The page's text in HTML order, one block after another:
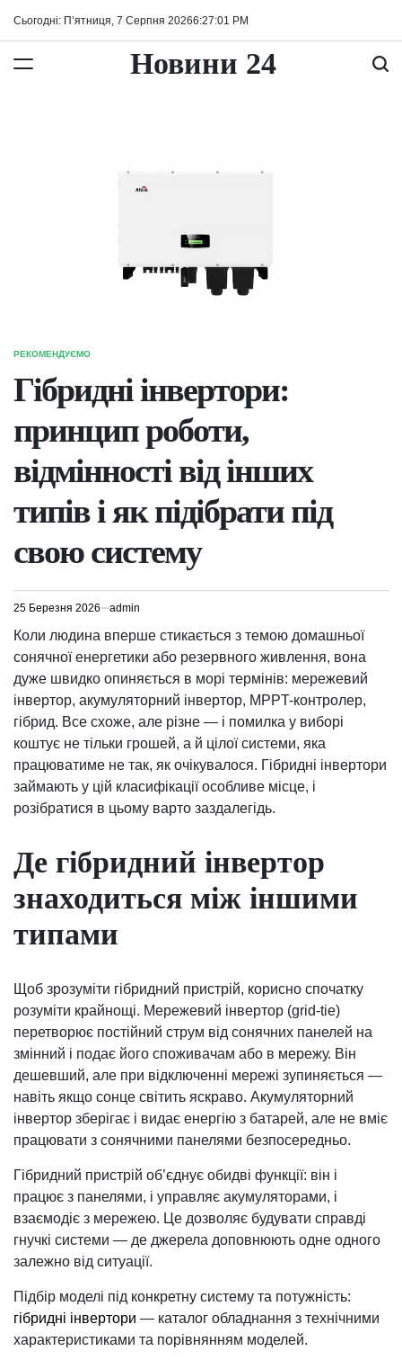
Сьогодні: П’ятниця, 7 Серпня 20266:27:02 PM
Новини 24
ОПУБЛІКУВАТИ
РЕКОМЕНДУЄМО
Гібридні інвертори:
принцип роботи,
відмінності від інших
типів і як підібрати під
свою систему
25 Березня 2026 admin
Коли людина вперше стикається з темою домашньої
сонячної енергетики або резервного живлення, вона
дуже швидко опиняється в морі термінів: мережевий
інвертор, акумуляторний інвертор, MPPT-контролер,
гібрид. Все схоже, але різне — і помилка у виборі
коштує не тільки грошей, а й цілої системи, яка
працюватиме не так, як очікувалося. Гібридні інвертори
займають у цій класифікації особливе місце, і
розібратися в цьому варто заздалегідь.
Де гібридний інвертор
знаходиться між іншими
типами
Щоб зрозуміти гібридний пристрій, корисно спочатку
розуміти крайнощі. Мережевий інвертор (grid-tie)
перетворює постійний струм від сонячних панелей на
змінний і подає його споживачам або в мережу. Він
дешевший, але при відключенні мережі зупиняється —
навіть якщо сонце світить яскраво. Акумуляторний
інвертор зберігає і видає енергію з батарей, але не вміє
працювати з сонячними панелями безпосередньо.
Гібридний пристрій об’єднує обидві функції: він і
працює з панелями, і управляє акумуляторами, і
взаємодіє з мережею. Це дозволяє будувати справді
гнучкі системи — де джерела доповнюють одне одного
залежно від ситуації.
Підбір моделі під конкретну систему та потужність:
гібридні інвертори — каталог обладнання з технічними
характеристиками та порівнянням моделей.